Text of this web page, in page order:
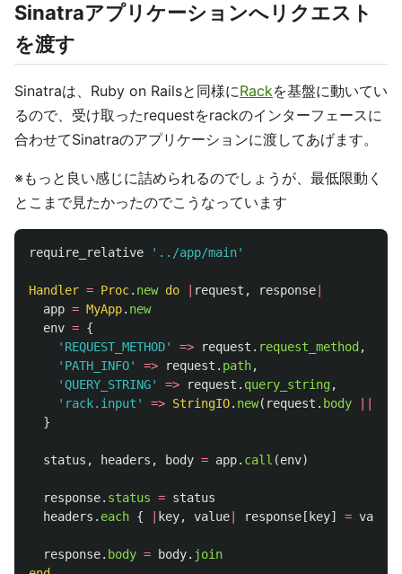
Sinatraアプリケーションへリクエスト
を渡す
Sinatraは、Ruby on Railsと同様にRackを基盤に動いてい
るので、受け取ったrequestをrackのインターフェースに
合わせてSinatraのアプリケーションに渡してあげます。
※もっと良い感じに詰められるのでしょうが、最低限動く
とこまで見たかったのでこうなっています
require_relative '../app/main'
Handler = Proc. new do request , response
app = MyApp. new
env = {
'REQUEST_METHOD'
=> request . request_method ,
'PATH_INFO'
=> request . path,
'QUERY_STRING'
=> request . query_string,
'rack.input'
=> StringIO. new( request . body
}
status , headers , body = app. call (env)
response. status = status
headers . each { key, value response [ key] = value
response. body = body. join